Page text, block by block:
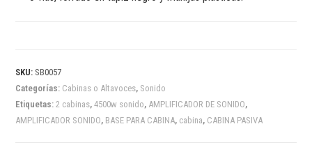
SKU: SB0057
Categorías: Cabinas o Altavoces, Sonido
Etiquetas:2 cabinas,4500w sonido, AMPLIFICADOR DE SONIDO,
AMPLIFICADOR SONIDO, BASE PARA CABINA, cabina, CABINA PASIVA